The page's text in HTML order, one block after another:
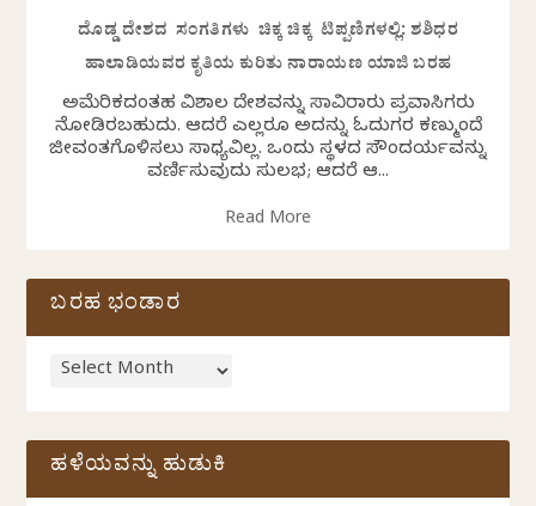
ದೊಡ್ಡ ದೇಶದ ಸಂಗತಿಗಳು ಚಿಕ್ಕ ಚಿಕ್ಕ ಟಿಪ್ಪಣಿಗಳಲ್ಲಿ: ಶಶಿಧರ
ಹಾಲಾಡಿಯವರ ಕೃತಿಯ ಕುರಿತು ನಾರಾಯಣ ಯಾಜಿ ಬರಹ
ಅಮೆರಿಕದಂತಹ ವಿಶಾಲ ದೇಶವನ್ನು ಸಾವಿರಾರು ಪ್ರವಾಸಿಗರು
ನೋಡಿರಬಹುದು. ಆದರೆ ಎಲ್ಲರೂ ಅದನ್ನು ಓದುಗರ ಕಣ್ಮುಂದೆ
ಜೀವಂತಗೊಳಿಸಲು ಸಾಧ್ಯವಿಲ್ಲ. ಒಂದು ಸ್ಥಳದ ಸೌಂದರ್ಯವನ್ನು
ವರ್ಣಿಸುವುದು ಸುಲಭ; ಆದರೆ ಆ...
Read More
ಬರಹ ಭಂಡಾರ
ಹಳೆಯವನ್ನು ಹುಡುಕಿ